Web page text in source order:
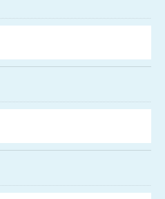
に必要な範囲において、